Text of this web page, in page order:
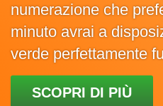
numerazione che
minuto avrai a
verde perfettamente
SCOPRI DI PIÙ